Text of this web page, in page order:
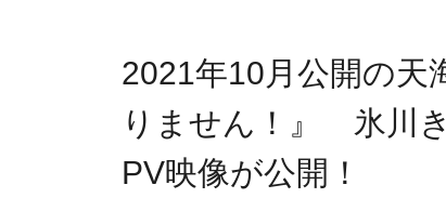
2021年10月公開の天
りません！』 氷川
PV映像が公開！